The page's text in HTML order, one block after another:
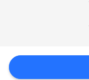
PRIVACY
POLICY